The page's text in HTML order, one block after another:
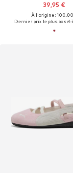
39,95 €
À l'origine :
Dernier prix le plus bas :